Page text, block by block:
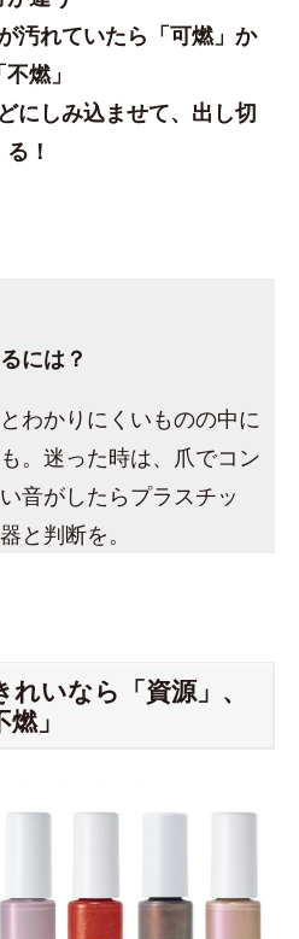
汚れていたら「可燃」か
不燃」
にしみ込ませて、出し切
る！
には？
わかりにくいものの中に
。迷った時は、爪でコン
音がしたらプラスチッ
と判断を。
れいなら「資源」、
」